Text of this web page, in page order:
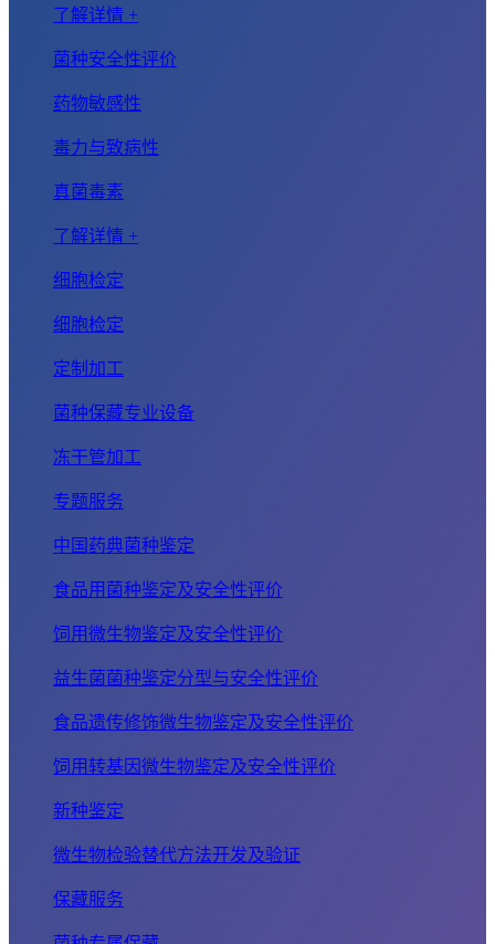
了解详情 +
菌种安全性评价
药物敏感性
毒力与致病性
真菌毒素
了解详情 +
细胞检定
细胞检定
定制加工
菌种保藏专业设备
冻干管加工
专题服务
中国药典菌种鉴定
食品用菌种鉴定及安全性评价
饲用微生物鉴定及安全性评价
益生菌菌种鉴定分型与安全性评价
食品遗传修饰微生物鉴定及安全性评价
饲用转基因微生物鉴定及安全性评价
新种鉴定
微生物检验替代方法开发及验证
保藏服务